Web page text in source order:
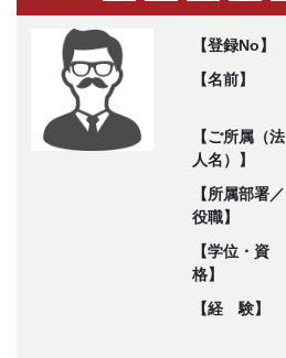
【登録No】
【名前】
【ご所属（法
人名）】
【所属部署／
役職】
【学位・資
格】
【経 験】